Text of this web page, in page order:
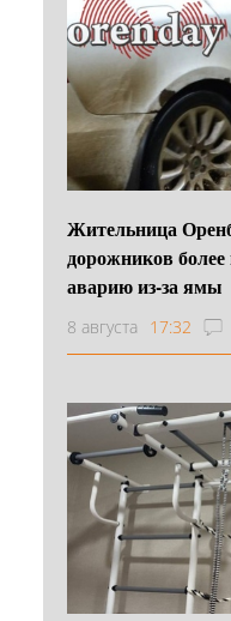
Жительница
дорожников
аварию из-за ямы
8 августа 17:32